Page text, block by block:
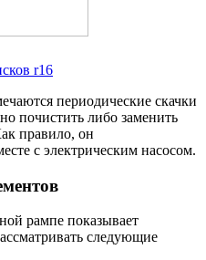
r16
периодические скачки
почистить либо заменить
правило, он
с электрическим насосом.
рампе показывает
следующие